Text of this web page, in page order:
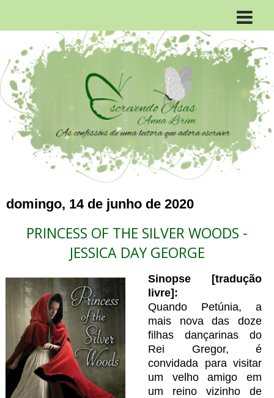
domingo, 14 de junho de 2020
PRINCESS OF THE SILVER WOODS -
JESSICA DAY GEORGE
Sinopse [tradução
livre]:
Quando Petúnia, a
mais nova das doze
filhas dançarinas do
Rei Gregor, é
convidada para visitar
um velho amigo em
um reino vizinho de